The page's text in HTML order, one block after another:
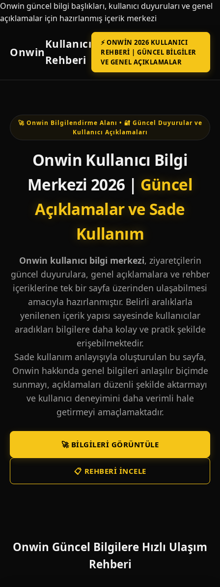
Onwin güncel bilgi başlıkları, kullanıcı duyuruları ve genel
açıklamalar için hazırlanmış içerik merkezi
Onwin
Kullanıcı
Rehberi
⚡ ONWIN 2026 KULLANICI
REHBERI | GÜNCEL BILGILER
VE GENEL AÇIKLAMALAR
🚀 Onwin Bilgilendirme Alanı • 🔐 Güncel Duyurular ve
Kullanıcı Açıklamaları
Onwin Kullanıcı Bilgi
Merkezi 2026 | Güncel
Açıklamalar ve Sade
Kullanım
Onwin kullanıcı bilgi merkezi, ziyaretçilerin
güncel duyurulara, genel açıklamalara ve rehber
içeriklerine tek bir sayfa üzerinden ulaşabilmesi
amacıyla hazırlanmıştır. Belirli aralıklarla
yenilenen içerik yapısı sayesinde kullanıcılar
aradıkları bilgilere daha kolay ve pratik şekilde
erişebilmektedir.
Sade kullanım anlayışıyla oluşturulan bu sayfa,
Onwin hakkında genel bilgileri anlaşılır biçimde
sunmayı, açıklamaları düzenli şekilde aktarmayı
ve kullanıcı deneyimini daha verimli hale
getirmeyi amaçlamaktadır.
🚀 BILGILERI GÖRÜNTÜLE
📋 REHBERI İNCELE
Onwin Güncel Bilgilere Hızlı Ulaşım
Rehberi